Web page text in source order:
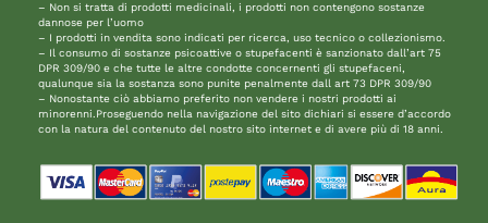
– Non si tratta di prodotti medicinali, i prodotti non contengono sostanze
dannose per l’uomo
– I prodotti in vendita sono indicati per ricerca, uso tecnico o collezionismo.
– Il consumo di sostanze psicoattive o stupefacenti è sanzionato dall’art 75
DPR 309/90 e che tutte le altre condotte concernenti gli stupefaceni,
qualunque sia la sostanza sono punite penalmente dall art 73 DPR 309/90
– Nonostante ciò abbiamo preferito non vendere i nostri prodotti ai
minorenni.Proseguendo nella navigazione del sito dichiari si essere d’accordo
con la natura del contenuto del nostro sito internet e di avere più di 18 anni.